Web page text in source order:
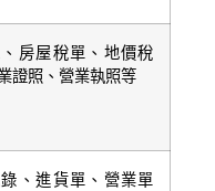
房屋稅單、地價稅
證照、營業執照等
、進貨單、營業單